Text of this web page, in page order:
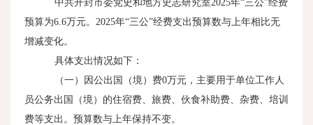
中共开封市委党史和地方史志研究室2025年“三公”经费
预算为6.6万元。 2025年“三公”经费支出预算数与上年相比无
增减变化。
具体支出情况如下：
（一）因公出国（境）费0万元，主要用于单位工作人
员公务出国（境）的住宿费、旅费、伙食补助费、杂费、培训
费等支出。预算数与上年保持不变。